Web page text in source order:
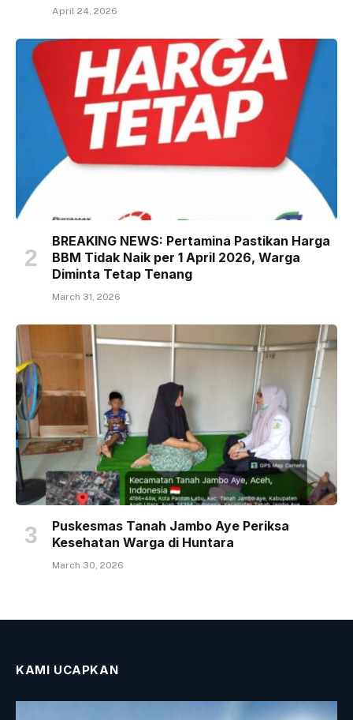
April 24, 2026
BREAKING NEWS: Pertamina Pastikan Harga
BBM Tidak Naik per 1 April 2026, Warga
Diminta Tetap Tenang
March 31, 2026
Puskesmas Tanah Jambo Aye Periksa
Kesehatan Warga di Huntara
March 30, 2026
KAMI UCAPKAN